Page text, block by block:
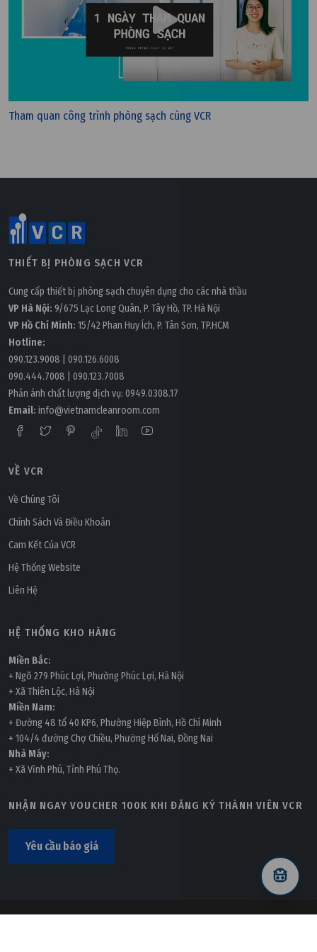
Vì sao phòng sạch bán dẫn yêu cầu kiểm soát hạt
nghiêm ngặt hơn dược phẩm?
Thứ bảy, 14/03/2026 | 11:04
Mỹ phẩm cao cấp có thực sự cần phòng sạch ISO 7?
Tham quan công trình phòng sạch cùng VCR
THIẾT BỊ PHÒNG SẠCH VCR
Cung cấp thiết bị phòng sạch chuyên dụng cho các nhà thầu
VP Hà Nội: 9/675 Lạc Long Quân, P. Tây Hồ, TP. Hà Nội
VP Hồ Chí Minh: 15/42 Phan Huy Ích, P. Tân Sơn, TP.HCM
Hotline:
090.123.9008
090.126.6008
090.444.7008
090.123.7008
Phản ánh chất lượng dịch vụ: 0949.0308.17
Email: info@vietnamcleanroom.com
VỀ VCR
Về Chúng Tôi
Chính Sách Và Điều Khoản
Cam Kết Của VCR
Hệ Thống Website
Liên Hệ
HỆ THỐNG KHO HÀNG
Miền Bắc:
+ Ngõ 279 Phúc Lợi, Phường Phúc Lợi, Hà Nội
+ Xã Thiên Lộc, Hà Nội
Miền Nam:
+ Đường 48 tổ 40 KP6, Phường Hiệp Bình, Hồ Chí Minh
+ 104/4 đường Chợ Chiều, Phường Hố Nai, Đồng Nai
Nhà Máy:
+ Xã Vĩnh Phú, Tỉnh Phú Thọ.
NHẬN NGAY VOUCHER 100K KHI ĐĂNG KÝ THÀNH VIÊN VCR
Yêu cầu báo giá